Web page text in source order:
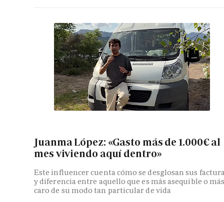
Juanma López: «Gasto más de 1.000€ al
mes viviendo aquí dentro»
Este influencer cuenta cómo se desglosan sus
y diferencia entre aquello que es más asequible o
caro de su modo tan particular de vida